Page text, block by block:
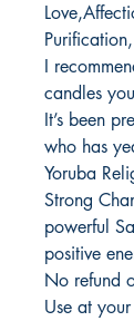
I
candles
It’s been
who has
Yoruba
Strong
powerful
positive
No refund
Use at